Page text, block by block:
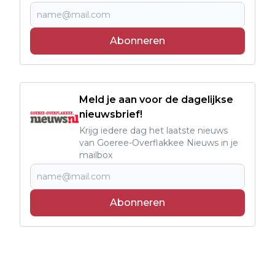
Abonneren
Meld je aan voor de dagelijkse
nieuwsbrief!
Krijg iedere dag het laatste nieuws
van Goeree-Overflakkee Nieuws in je
mailbox
Abonneren